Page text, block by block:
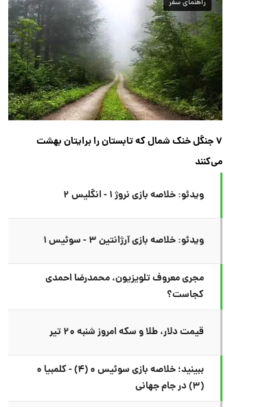
راهنمای سفر
۷ جنگل خنک شمال که تابستان را برایتان بهشت
می‌کنند
ویدئو: خلاصه بازی نروژ ۱ - انگلیس ۲
ویدئو: خلاصه بازی آرژانتین ۳ - سوئیس ۱
مجری معروف تلویزیون، محمدرضا احمدی
کجاست؟
قیمت دلار، طلا و سکه امروز شنبه ۲۰ تیر
ببینید؛ خلاصه بازی سوئیس ۰ (۴) - کلمبیا ۰
(۳) در جام جهانی